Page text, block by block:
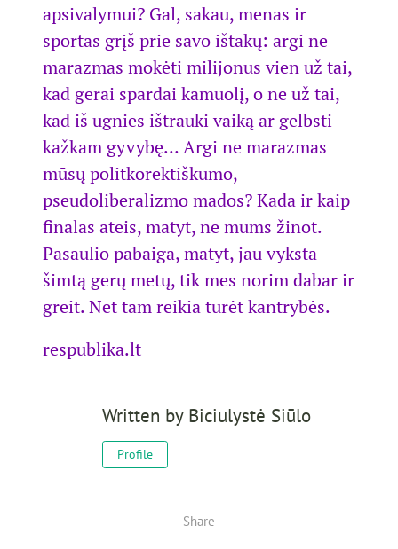
apsivalymui? Gal, sakau, menas ir
sportas grįš prie savo ištakų: argi ne
marazmas mokėti milijonus vien už tai,
kad gerai spardai kamuolį, o ne už tai,
kad iš ugnies ištrauki vaiką ar gelbsti
kažkam gyvybę… Argi ne marazmas
mūsų politkorektiškumo,
pseudoliberalizmo mados? Kada ir kaip
finalas ateis, matyt, ne mums žinot.
Pasaulio pabaiga, matyt, jau vyksta
šimtą gerų metų, tik mes norim dabar ir
greit. Net tam reikia turėt kantrybės.
respublika.lt
Written by Biciulystė Siūlo
Profile
Share